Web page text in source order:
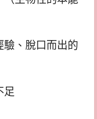
驗、脫口而出的
足